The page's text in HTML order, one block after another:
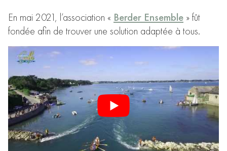
En mai 2021, l’association « Berder Ensemble » fût
fondée afin de trouver une solution adaptée à tous.